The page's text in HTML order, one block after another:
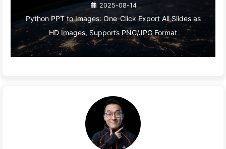
2025-08-14
Python PPT to Images: One-Click Export All Slides as
HD Images, Supports PNG/JPG Format